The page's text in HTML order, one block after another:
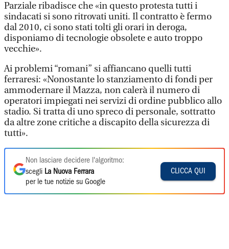
Parziale ribadisce che «in questo protesta tutti i
sindacati si sono ritrovati uniti. Il contratto è fermo
dal 2010, ci sono stati tolti gli orari in deroga,
disponiamo di tecnologie obsolete e auto troppo
vecchie».
Ai problemi “romani” si affiancano quelli tutti
ferraresi: «Nonostante lo stanziamento di fondi per
ammodernare il Mazza, non calerà il numero di
operatori impiegati nei servizi di ordine pubblico allo
stadio. Si tratta di uno spreco di personale, sottratto
da altre zone critiche a discapito della sicurezza di
tutti».
Non lasciare decidere l'algoritmo:
scegli La Nuova Ferrara
per le tue notizie su Google
CLICCA QUI